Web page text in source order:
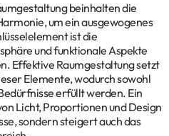
beinhalten die
um ein ausgewogenes
ist die
und funktionale Aspekte
Effektive Raumgestaltung setzt
Elemente, wodurch sowohl
erfüllt werden. Ein
Licht, Proportionen und Design
sondern steigert auch das